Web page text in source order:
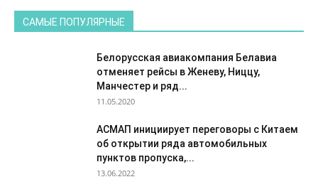
САМЫЕ ПОПУЛЯРНЫЕ
Белорусская авиакомпания Белавиа
отменяет рейсы в Женеву, Ниццу,
Манчестер и ряд...
11.05.2020
АСМАП инициирует переговоры с Китаем
об открытии ряда автомобильных
пунктов пропуска,...
13.06.2022